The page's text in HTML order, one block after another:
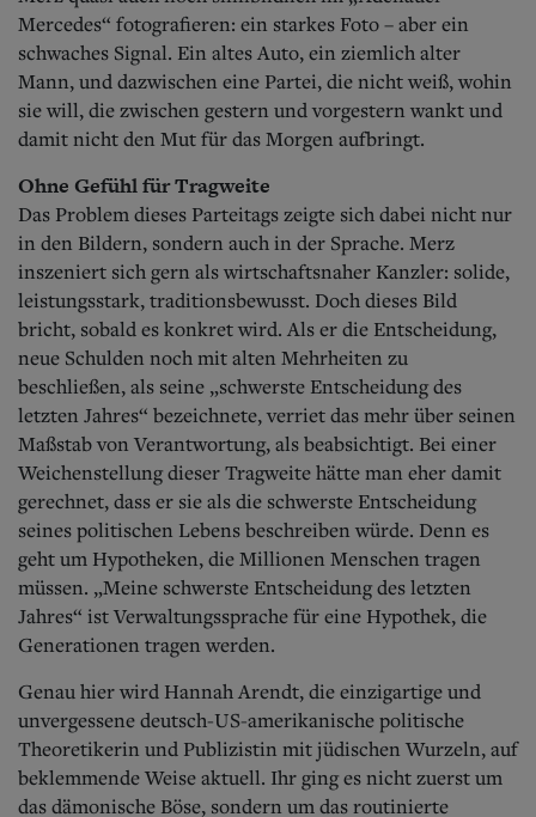
Datenschutz
Mercedes“ fotografieren: ein starkes Foto – aber ein
schwaches Signal. Ein altes Auto, ein ziemlich alter
Mann, und dazwischen eine Partei, die nicht weiß, wohin
sie will, die zwischen gestern und vorgestern wankt und
damit nicht den Mut für das Morgen aufbringt.
Ohne Gefühl für Tragweite
Das Problem dieses Parteitags zeigte sich dabei nicht nur
in den Bildern, sondern auch in der Sprache. Merz
inszeniert sich gern als wirtschaftsnaher Kanzler: solide,
leistungsstark, traditionsbewusst. Doch dieses Bild
bricht, sobald es konkret wird. Als er die Entscheidung,
neue Schulden noch mit alten Mehrheiten zu
beschließen, als seine „schwerste Entscheidung des
letzten Jahres“ bezeichnete, verriet das mehr über seinen
Maßstab von Verantwortung, als beabsichtigt. Bei einer
Weichenstellung dieser Tragweite hätte man eher damit
gerechnet, dass er sie als die schwerste Entscheidung
seines politischen Lebens beschreiben würde. Denn es
geht um Hypotheken, die Millionen Menschen tragen
müssen. „Meine schwerste Entscheidung des letzten
Jahres“ ist Verwaltungssprache für eine Hypothek, die
Generationen tragen werden.
Genau hier wird Hannah Arendt, die einzigartige und
unvergessene deutsch-US-amerikanische politische
Theoretikerin und Publizistin mit jüdischen Wurzeln, auf
beklemmende Weise aktuell. Ihr ging es nicht zuerst um
das dämonische Böse, sondern um das routinierte